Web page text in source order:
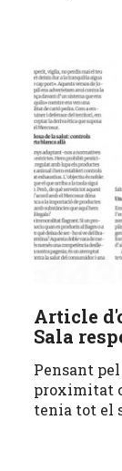
Article
Sala
Pensant
proximitat
tenia tot el